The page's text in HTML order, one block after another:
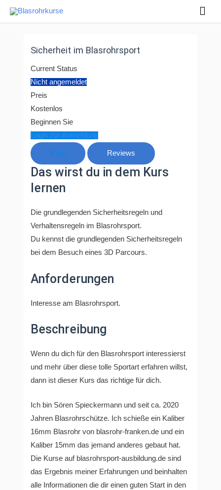
Zum
Sicherheit im Blasrohrsport
Current Status
Nicht angemeldet
Preis
Kostenlos
Beginnen Sie
Login zur Anmeldung
Kurs Reviews
Das wirst du in dem Kurs
lernen
Die grundlegenden Sicherheitsregeln und
Verhaltensregeln im Blasrohrsport.
Du kennst die grundlegenden Sicherheitsregeln
bei dem Besuch eines 3D Parcours.
Anforderungen
Interesse am Blasrohrsport.
Beschreibung
Wenn du dich für den Blasrohrsport interessierst
und mehr über diese tolle Sportart erfahren willst,
dann ist dieser Kurs das richtige für dich.
Ich bin Sören Spieckermann und seit ca. 2020
Jahren Blasrohrschütze. Ich schieße ein Kaliber
16mm Blasrohr von blasrohr-franken.de und ein
Kaliber 15mm das jemand anderes gebaut hat.
Die Kurse auf blasrohrsport-ausbildung.de sind
das Ergebnis meiner Erfahrungen und beinhalten
alle Informationen die dir einen guten Start in den